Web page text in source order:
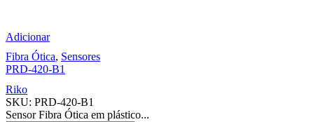
Adicionar
Fibra Ótica, Sensores
PRD-420-B1
Riko
SKU: PRD-420-B1
Sensor Fibra Ótica em plástico...